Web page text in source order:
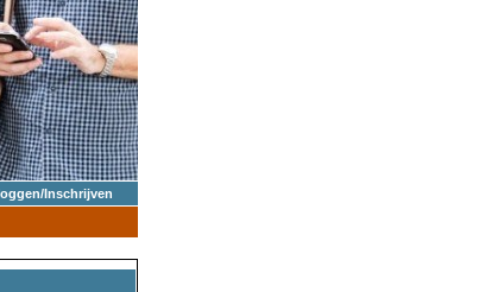
Inschrijven